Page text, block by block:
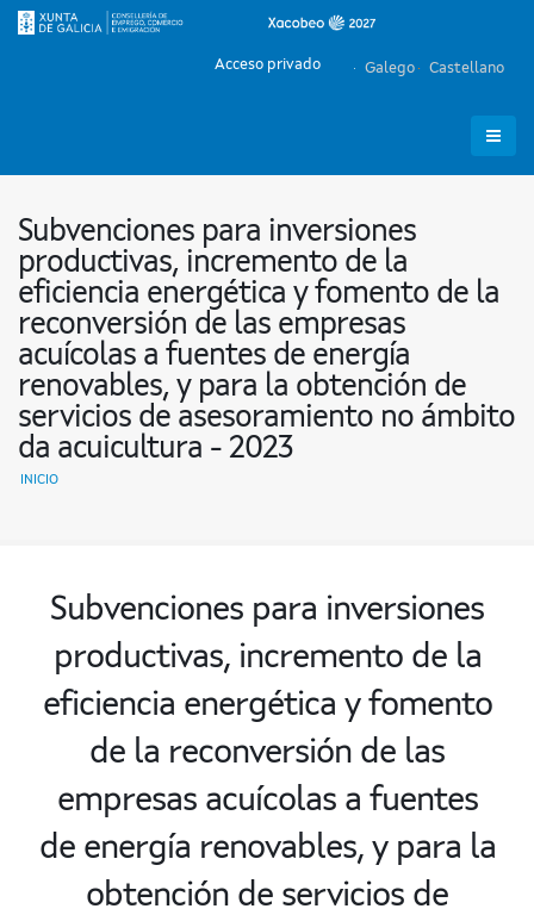
Galego Castellano
Acceso privado
Subvenciones para inversiones
productivas, incremento de la
eficiencia energética y fomento de la
reconversión de las empresas
acuícolas a fuentes de energía
renovables, y para la obtención de
servicios de asesoramiento no ámbito
da acuicultura - 2023
INICIO
Subvenciones para inversiones
productivas, incremento de la
eficiencia energética y fomento
de la reconversión de las
empresas acuícolas a fuentes
de energía renovables, y para la
obtención de servicios de